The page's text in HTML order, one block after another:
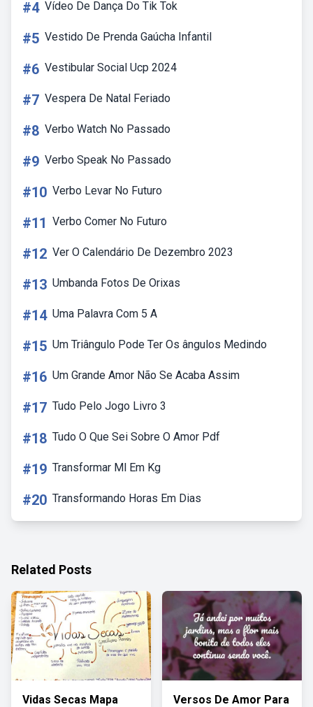
#4 Vídeo De Dança Do Tik Tok
#5 Vestido De Prenda Gaúcha Infantil
#6 Vestibular Social Ucp 2024
#7 Vespera De Natal Feriado
#8 Verbo Watch No Passado
#9 Verbo Speak No Passado
#10 Verbo Levar No Futuro
#11 Verbo Comer No Futuro
#12 Ver O Calendário De Dezembro 2023
#13 Umbanda Fotos De Orixas
#14 Uma Palavra Com 5 A
#15 Um Triângulo Pode Ter Os ângulos Medindo
#16 Um Grande Amor Não Se Acaba Assim
#17 Tudo Pelo Jogo Livro 3
#18 Tudo O Que Sei Sobre O Amor Pdf
#19 Transformar Ml Em Kg
#20 Transformando Horas Em Dias
Related Posts
Vidas Secas Mapa Versos De Amor Para